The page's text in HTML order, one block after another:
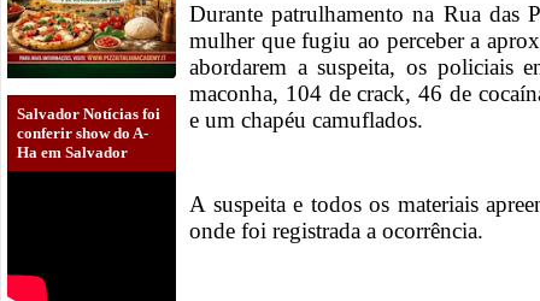
Salvador Notícias foi
conferir show do A-
Ha em Salvador
Durante patrulhamento na Rua das
mulher que fugiu ao perceber a
abordarem a suspeita, os policiais
maconha, 104 de crack, 46 de
e um chapéu camuflados.
A suspeita e todos os materiais
onde foi registrada a ocorrência.